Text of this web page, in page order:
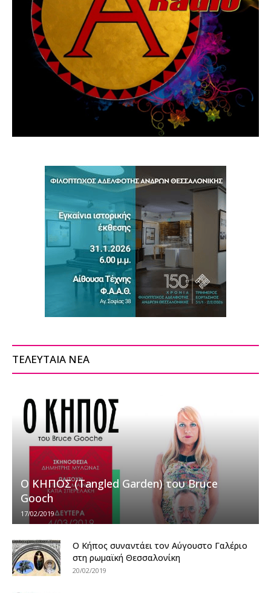
ΤΕΛΕΥΤΑΙΑ ΝΕΑ
Ο ΚΗΠΟΣ (Tangled Garden) του Bruce
Gooch
17/02/2019
Ο Κήπος συναντάει τον Αύγουστο Γαλέριο
στη ρωμαϊκή Θεσσαλονίκη
20/02/2019